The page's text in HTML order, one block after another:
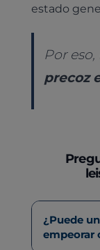
estado
Por
precoz
¿Puede
empeorar